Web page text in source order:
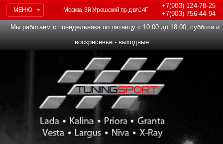
МЕНЮ
+7(903)124-78-25
+7(903)756-44-94
Москва, 3й Угрешский пр-д вл14Г
Мы работаем с понедельника по пятницу с 10:00 до 18:00, суббота и
воскресенье - выходные